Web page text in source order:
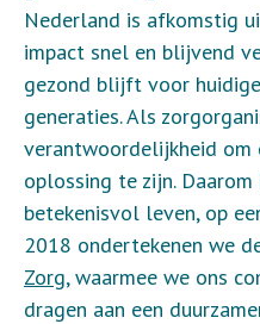
Nederland is afkomstig
impact snel en blijvend
gezond blijft voor
generaties. Als
verantwoordelijkheid om
oplossing te zijn. Daarom
betekenisvol leven, op
2018 ondertekenen we
Zorg, waarmee we ons
dragen aan een